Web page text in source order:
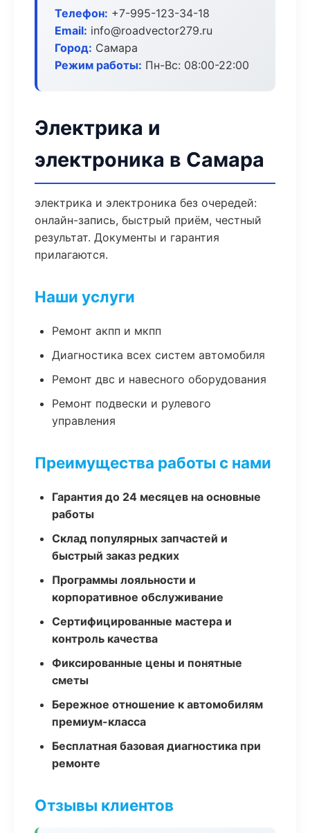
Телефон: +7-995-123-34-18
Email: info@roadvector279.ru
Город: Самара
Режим работы: Пн-Вс: 08:00-22:00
Электрика и
электроника в Самара
электрика и электроника без очередей:
онлайн-запись, быстрый приём, честный
результат. Документы и гарантия
прилагаются.
Наши услуги
Ремонт акпп и мкпп
Диагностика всех систем автомобиля
Ремонт двс и навесного оборудования
Ремонт подвески и рулевого
управления
Преимущества работы с нами
Гарантия до 24 месяцев на основные
работы
Склад популярных запчастей и
быстрый заказ редких
Программы лояльности и
корпоративное обслуживание
Сертифицированные мастера и
контроль качества
Фиксированные цены и понятные
сметы
Бережное отношение к автомобилям
премиум-класса
Бесплатная базовая диагностика при
ремонте
Отзывы клиентов